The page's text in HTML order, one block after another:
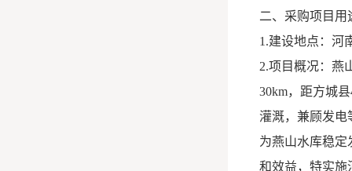
二、采购项目用
1.建设地点：河
2.项目概况：燕
30km，距方城
灌溉，兼顾发电
为燕山水库稳
和效益，特实施